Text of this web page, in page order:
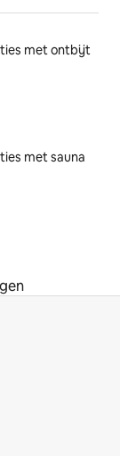
met ontbijt
met sauna